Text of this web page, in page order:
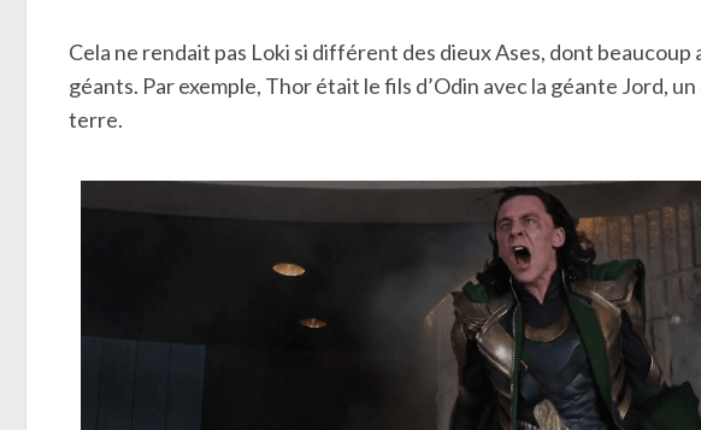
Cela ne rendait pas Loki si différent des dieux Ases, dont beaucoup
géants. Par exemple, Thor était le fils d’Odin avec la géante Jord,
terre.